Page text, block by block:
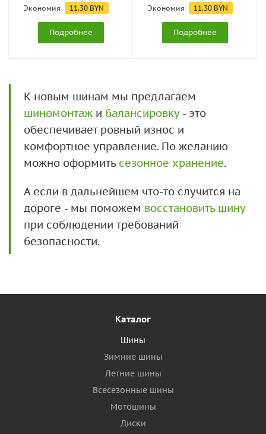
Экономия 11.30 BYN
Подробнее
Экономия 11.30 BYN
Подробнее
К новым шинам мы предлагаем
шиномонтаж и балансировку- это
обеспечивает ровный износ и
комфортное управление. По желанию
можно оформить сезонное хранение.
А если в дальнейшем что-то случится на
дороге - мы поможем восстановить шину
при соблюдении требований
безопасности.
Каталог
Шины
Зимние шины
Летние шины
Всесезонные шины
Мотошины
Диски